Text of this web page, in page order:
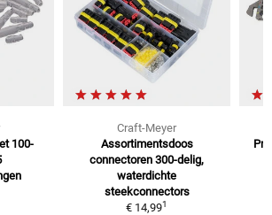
100-
Craft-Meyer
Assortimentsdoos
connectoren 300-delig,
waterdichte
steekconnectors
€ 14,991